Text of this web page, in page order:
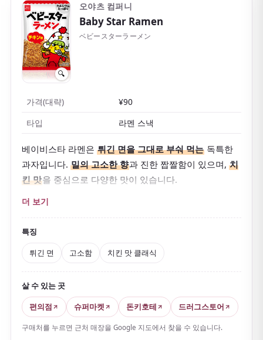
🔍
오야츠 컴퍼니
Baby Star Ramen
ベビースターラーメン
가격(대략)
¥90
타입
라멘 스낵
베이비스타 라멘은 튀긴 면을 그대로 부숴 먹는 독특한
과자입니다. 밀의 고소한 향과 진한 짭짤함이 있으며, 치
킨 맛을 중심으로 다양한 맛이 있습니다.
생산 중 부서진 면을 활용하려고 탄생했으며, 지금은 일
본을 대표하는 과자 중 하나입니다.
더 보기
특징
튀긴 면
고소함 치킨 맛 클래식
살 수 있는 곳
편의점
슈퍼마켓 돈키호테 드러그스토어
구매처를 누르면 근처 매장을 Google 지도에서 찾을 수 있습니다.